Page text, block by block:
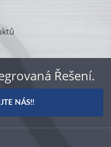
Řešení.
NÁS!!